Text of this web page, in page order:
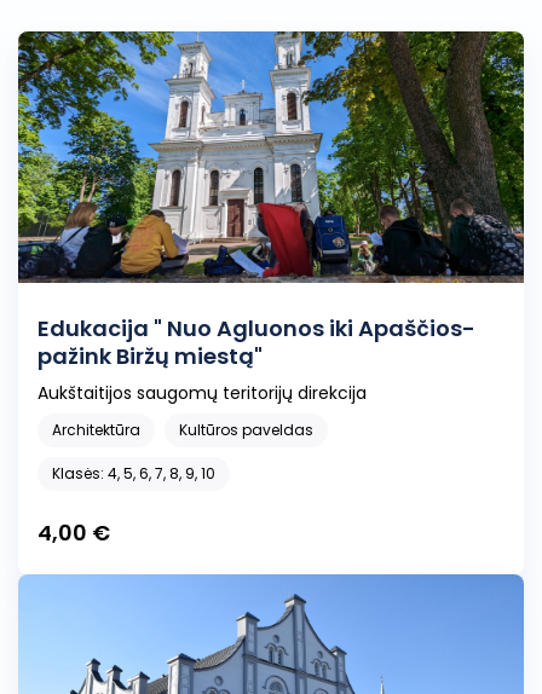
Edukacija " Nuo Agluonos iki Apaščios-
pažink Biržų miestą"
Aukštaitijos saugomų teritorijų direkcija
Architektūra Kultūros paveldas
Klasės: 4, 5, 6, 7, 8, 9, 10
4,00 €